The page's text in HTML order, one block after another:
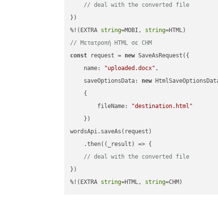
// deal with the converted file
})
%!(EXTRA string=MOBI, string
// Μετατροπή HTML σε CHM
const request = new SaveAsRequest({
name: "uploaded.docx" ,
saveOptionsData: new
    {
fileName:
"destination.html"
    })
wordsApi.saveAs(request)
    .then(
( _result ) => {
// deal with the converted file
})
%!(EXTRA string=HTML, string=CHM)